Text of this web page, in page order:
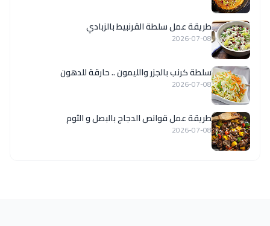
طريقة عمل سلطة القرنبيط بالزبادي
2026-07-08
سلطة كرنب بالجزر والليمون .. حارقة للدهون
2026-07-08
طريقة عمل قوانص الدجاج بالبصل و الثوم
2026-07-08